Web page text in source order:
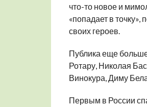
что-то новое и
«попадает в
своих героев.
Публика еще
Ротару, Николая
Винокура, Диму
Первым в России